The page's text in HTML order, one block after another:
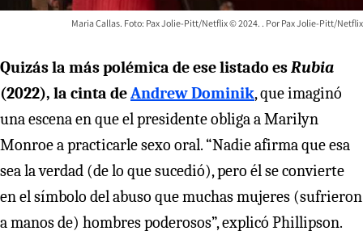
Maria Callas. Foto: Pax Jolie-Pitt/Netflix © 2024. Pax Jolie-Pitt/Netflix
Quizás la más polémica de ese listado esRubia
(2022), la cinta deAndrew Dominik, que imaginó
una escena en que el presidente obliga a Marilyn
Monroe a practicarle sexo oral. “Nadie afirma que esa
sea la verdad (de lo que sucedió), pero él se convierte
en el símbolo del abuso que muchas mujeres (sufrieron
a manos de) hombres poderosos”, explicó Phillipson.